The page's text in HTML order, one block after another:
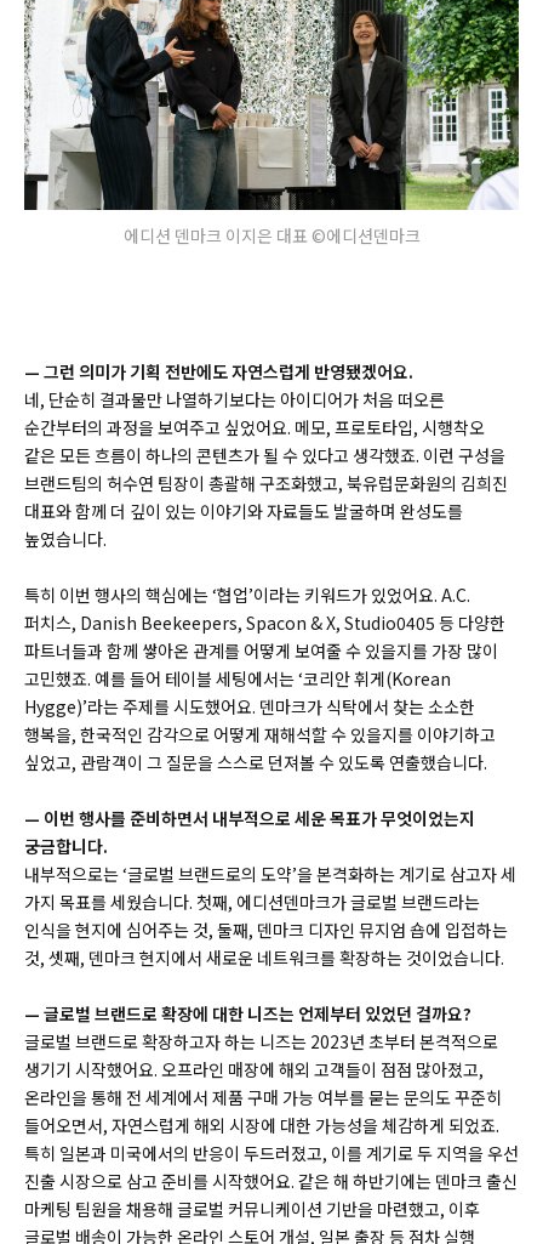
에디션 덴마크 이지은 대표 ©에디션덴마크
— 그런 의미가 기획 전반에도 자연스럽게 반영됐겠어요.
네, 단순히 결과물만 나열하기보다는 아이디어가 처음 떠오른
순간부터의 과정을 보여주고 싶었어요. 메모, 프로토타입, 시행착오
같은 모든 흐름이 하나의 콘텐츠가 될 수 있다고 생각했죠. 이런 구성을
브랜드팀의 허수연 팀장이 총괄해 구조화했고, 북유럽문화원의 김희진
대표와 함께 더 깊이 있는 이야기와 자료들도 발굴하며 완성도를
높였습니다.
특히 이번 행사의 핵심에는 ‘협업’이라는 키워드가 있었어요. A.C.
퍼치스, Danish Beekeepers, Spacon & X, Studio0405 등 다양한
파트너들과 함께 쌓아온 관계를 어떻게 보여줄 수 있을지를 가장 많이
고민했죠. 예를 들어 테이블 세팅에서는 ‘코리안 휘게(Korean
Hygge)’라는 주제를 시도했어요. 덴마크가 식탁에서 찾는 소소한
행복을, 한국적인 감각으로 어떻게 재해석할 수 있을지를 이야기하고
싶었고, 관람객이 그 질문을 스스로 던져볼 수 있도록 연출했습니다.
— 이번 행사를 준비하면서 내부적으로 세운 목표가 무엇이었는지
궁금합니다.
내부적으로는 ‘글로벌 브랜드로의 도약’을 본격화하는 계기로 삼고자 세
가지 목표를 세웠습니다. 첫째, 에디션덴마크가 글로벌 브랜드라는
인식을 현지에 심어주는 것, 둘째, 덴마크 디자인 뮤지엄 숍에 입접하는
것, 셋째, 덴마크 현지에서 새로운 네트워크를 확장하는 것이었습니다.
— 글로벌 브랜드로 확장에 대한 니즈는 언제부터 있었던 걸까요?
글로벌 브랜드로 확장하고자 하는 니즈는 2023년 초부터 본격적으로
생기기 시작했어요. 오프라인 매장에 해외 고객들이 점점 많아졌고,
온라인을 통해 전 세계에서 제품 구매 가능 여부를 묻는 문의도 꾸준히
들어오면서, 자연스럽게 해외 시장에 대한 가능성을 체감하게 되었죠.
특히 일본과 미국에서의 반응이 두드러졌고, 이를 계기로 두 지역을 우선
진출 시장으로 삼고 준비를 시작했어요. 같은 해 하반기에는 덴마크 출신
마케팅 팀원을 채용해 글로벌 커뮤니케이션 기반을 마련했고, 이후
글로벌 배송이 가능한 온라인 스토어 개설, 일본 출장 등 점차 실행